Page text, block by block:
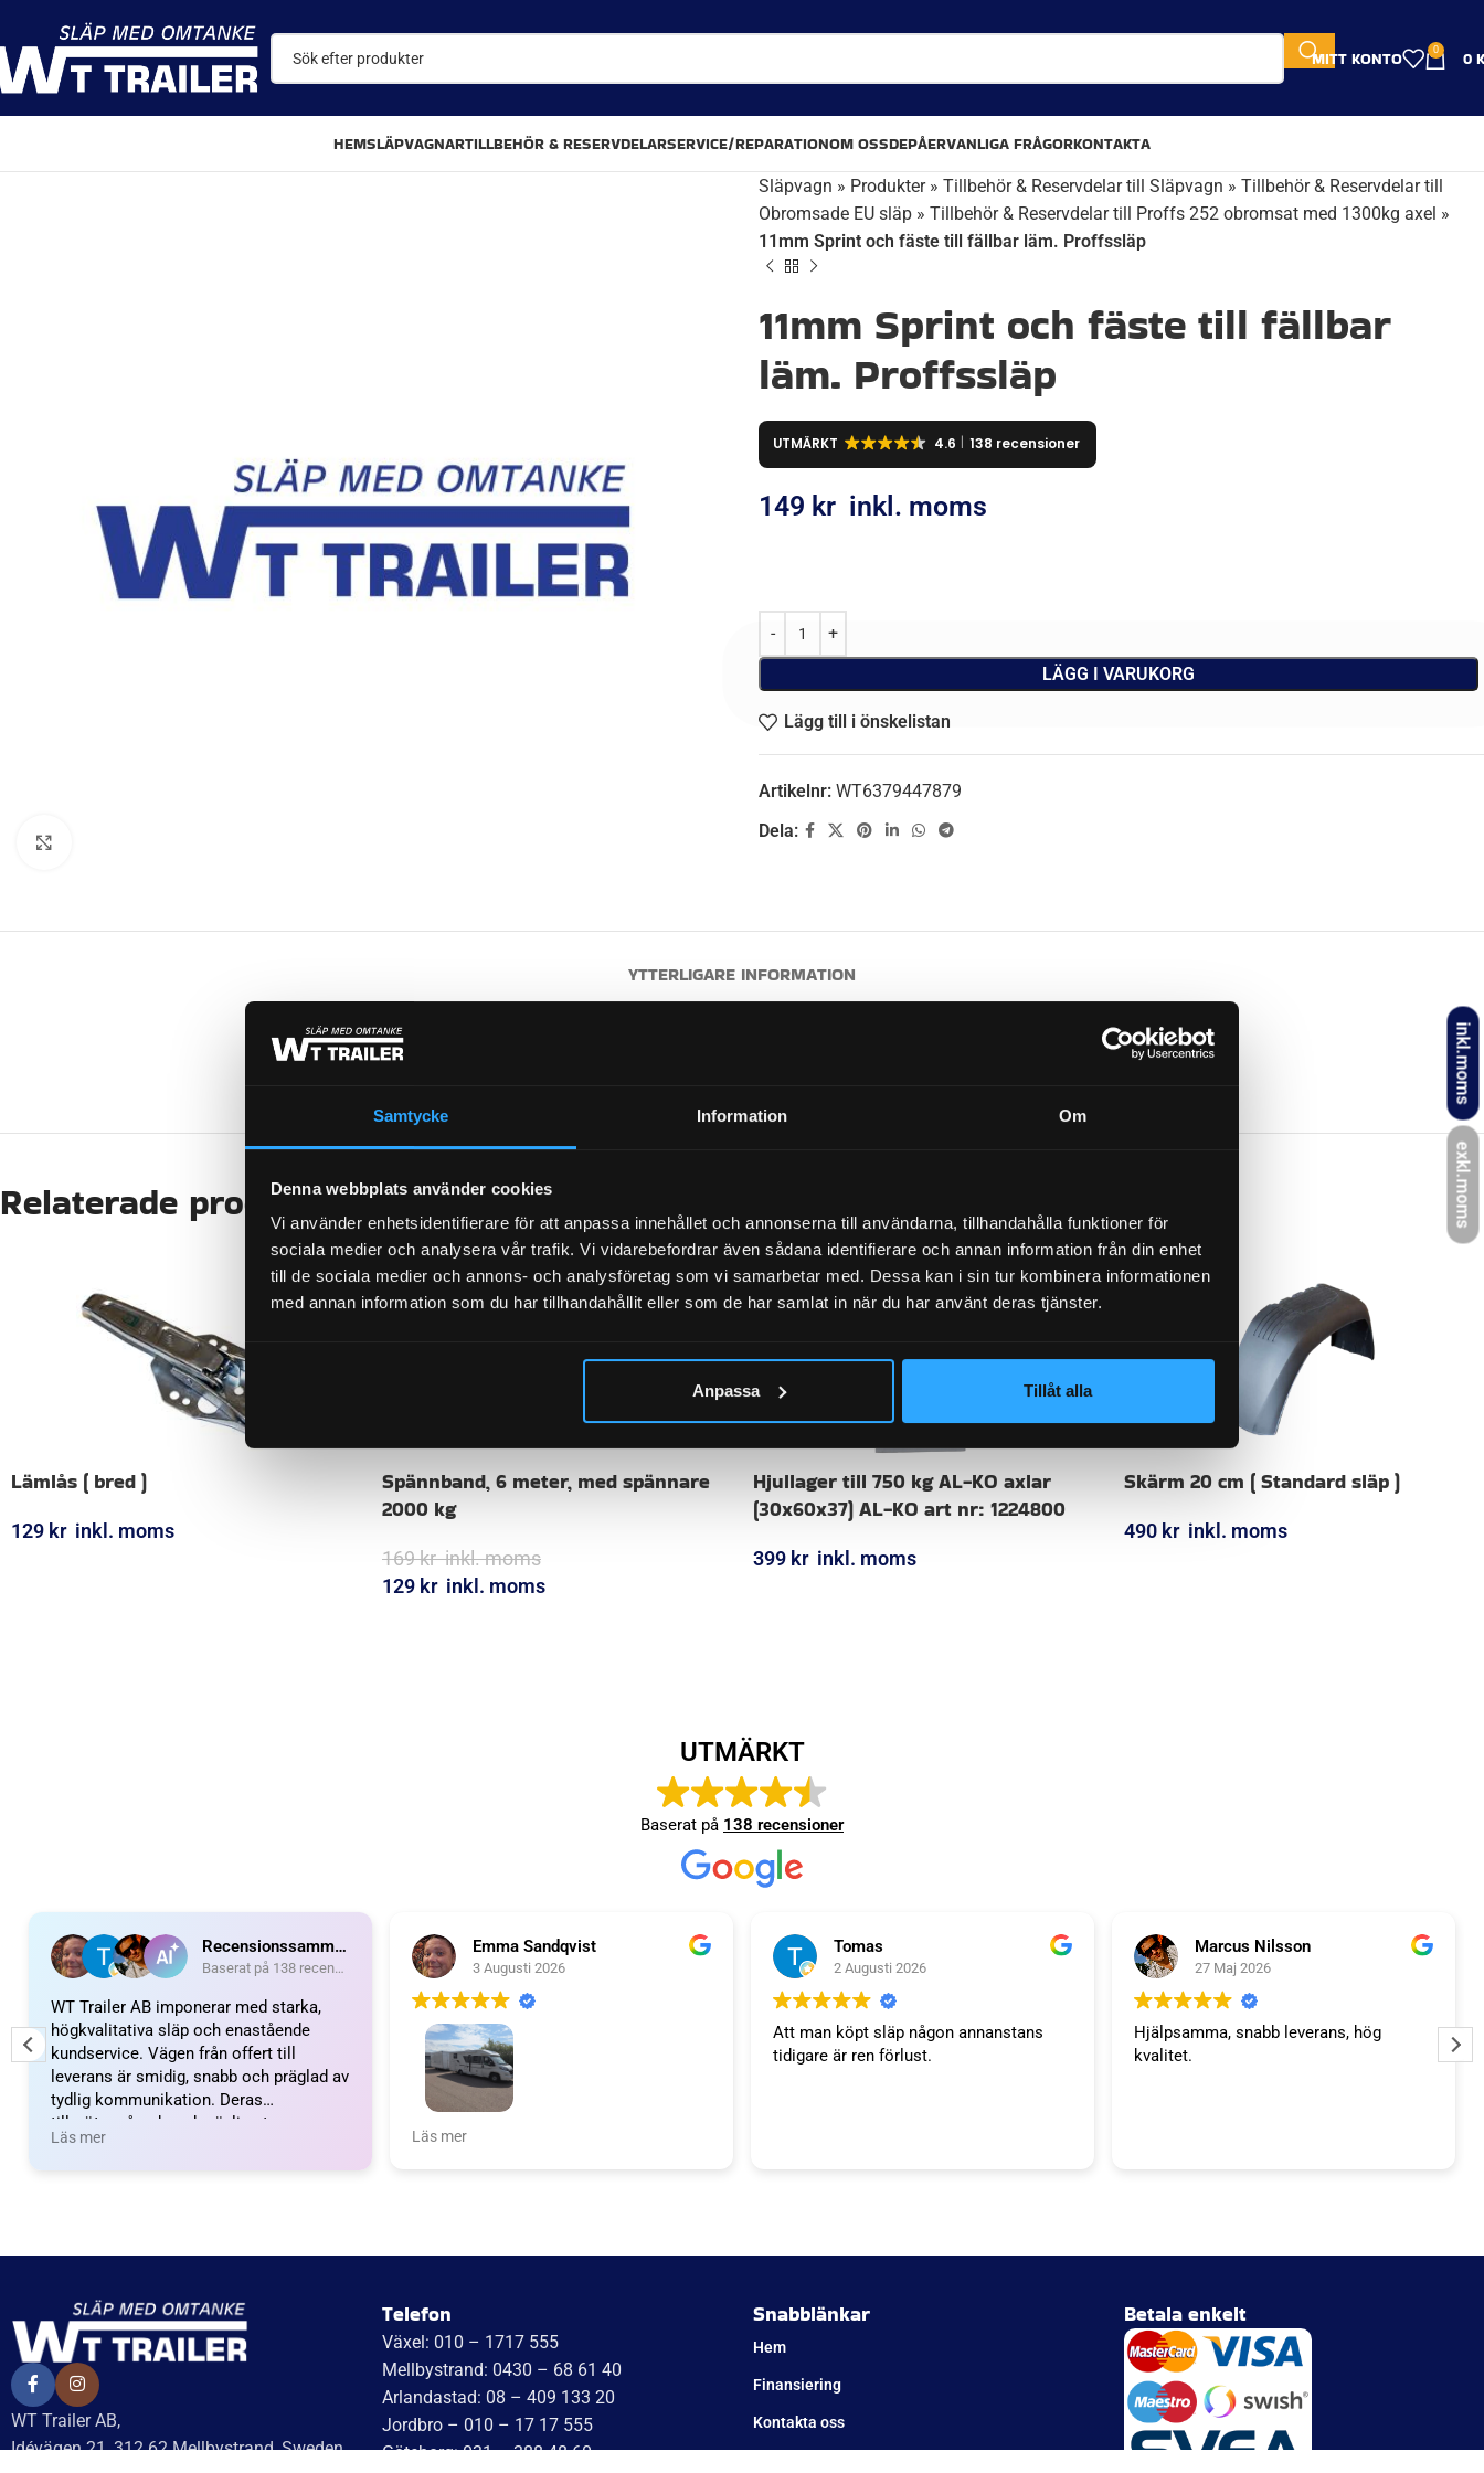
Samtycke Information Om
Denna webbplats använder cookies
Vi använder enhetsidentifierare för att anpassa innehållet och annonserna till användarna, tillhandahålla funktioner för
sociala medier och analysera vår trafik. Vi vidarebefordrar även sådana identifierare och annan information från din enhet
till de sociala medier och annons- och analysföretag som vi samarbetar med. Dessa kan i sin tur kombinera informationen
med annan information som du har tillhandahållit eller som de har samlat in när du har använt deras tjänster.
Anpassa Tillåt alla
inkl.moms
exkl.moms
MITT KONTO 0 0
HEMSLÄPVAGNARTILLBEHÖR & RESERVDELARSERVICE/REPARATIONOM OSSDEPÅERVANLIGA FRÅGORKONTAKTA
Släpvagn » Produkter» Tillbehör & Reservdelar till Släpvagn » Tillbehör & Reservdelar till
Obromsade EU släp » Tillbehör & Reservdelar till Proffs 252 obromsat med 1300kg axel »
11mm Sprint och fäste till fällbar läm. Proffssläp
11mm Sprint och fäste till fällbar
läm. Proffssläp
UTMÄRKT 4.6 138 recensioner
149 kr inkl. moms
LÄGG I VARUKORG
Lägg till i önskelistan
Artikelnr: WT6379447879
Dela:
YTTERLIGARE INFORMATION
VIKT
Relaterade produkter
Lämlås ( bred )
129 kr inkl. moms
-24%
Spännband, 6 meter, med spännare
2000 kg
169kr inkl. moms
129 kr inkl. moms
Hjullager till 750 kg AL-KO axlar
(30x60x37) AL-KO art nr: 1224800
399 kr inkl. moms
Skärm 20 cm ( Standard släp )
490 kr inkl. moms
UTMÄRKT
Baserat på 138 recensioner
Recensionssammanfattning
Baserat på 138 recensioner
WT Trailer AB imponerar med starka,
högkvalitativa släp och enastående
kundservice. Vägen från offert till
leverans är smidig, snabb och präglad av
tydlig kommunikation. Deras
tillmötesgående och vänliga team ger en
positiv upplevelse som gör kunder
Läs mer
Emma Sandqvist
3 Augusti 2026
Wow vilket släp. Tack WT trailer för ett
Läs mer
Tomas
2 Augusti 2026
Att man köpt släp någon annanstans
tidigare är ren förlust.
Marcus Nilsson
27 Maj 2026
Hjälpsamma, snabb leverans, hög
kvalitet.
WT Trailer AB,
Idévägen 21, 312 62 Mellbystrand, Sweden
Telefon
Växel: 010 – 1717 555
Mellbystrand: 0430 – 68 61 40
Arlandastad: 08 – 409 133 20
Jordbro – 010 – 17 17 555
Göteborg: 031 – 388 48 60
Snabblänkar
Hem
Finansiering
Kontakta oss
Betala enkelt